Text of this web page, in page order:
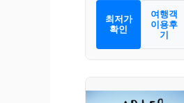
최저가
확인
여행객
이용후
기